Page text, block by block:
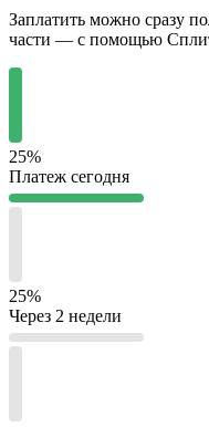
Заплатить можно сразу
части — с помощью
25%
Платеж сегодня
25%
Через 2 недели